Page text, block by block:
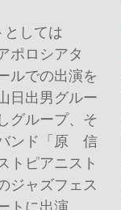
しては
ポロシアタ
ルでの出演を
日出男グルー
グループ、そ
ンド「原 信
トピアニスト
ジャズフェス
トに出演